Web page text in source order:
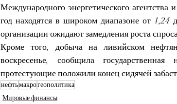
Международного энергетического
год находятся в широком диапазоне от 1,24
организации ожидают замедления роста
Кроме того, добыча на ливийском
воскресенье, сообщила
протестующие положили конец сидячей
нефтьмакрогеополитика
Мировые финансы